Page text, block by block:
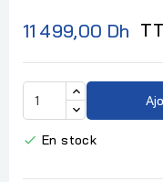
11 499,00 Dh
 En stock